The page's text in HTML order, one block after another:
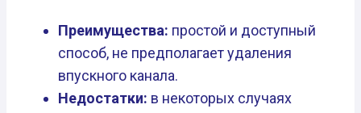
Преимущества: простой и доступный
способ, не предполагает удаления
впускного канала.
Недостатки: в некоторых случаях